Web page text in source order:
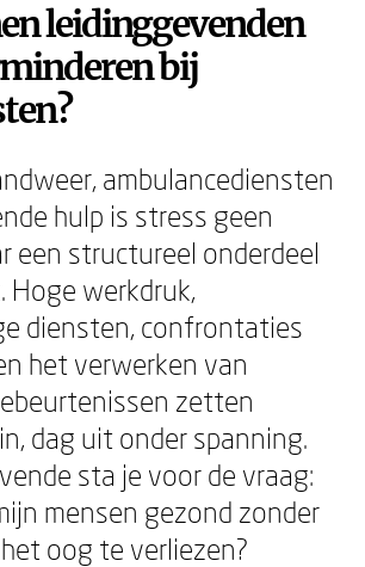
leidinggevenden
bij
ambulancediensten
hulp is stress geen
een structureel onderdeel
Hoge werkdruk,
diensten, confrontaties
het verwerken van
zetten
dag uit onder spanning.
sta je voor de vraag:
mensen gezond zonder
oog te verliezen?